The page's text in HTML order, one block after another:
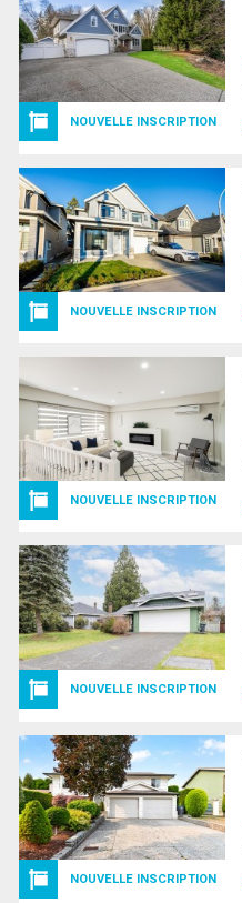
NOUVELLE INSCRIPTION
NOUVELLE INSCRIPTION
NOUVELLE INSCRIPTION
NOUVELLE INSCRIPTION
NOUVELLE INSCRIPTION